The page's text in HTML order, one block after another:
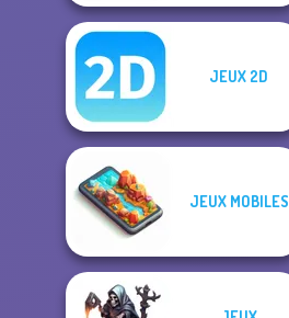
JEUX 2D
JEUX MOBILES